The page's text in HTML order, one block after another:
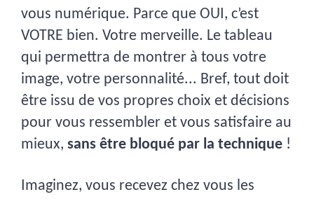
vous numérique. Parce que OUI, c’est
VOTRE bien. Votre merveille. Le tableau
qui permettra de montrer à tous votre
image, votre personnalité... Bref, tout doit
être issu de vos propres choix et décisions
pour vous ressembler et vous satisfaire au
mieux, sans être bloqué par la technique !
Imaginez, vous recevez chez vous les